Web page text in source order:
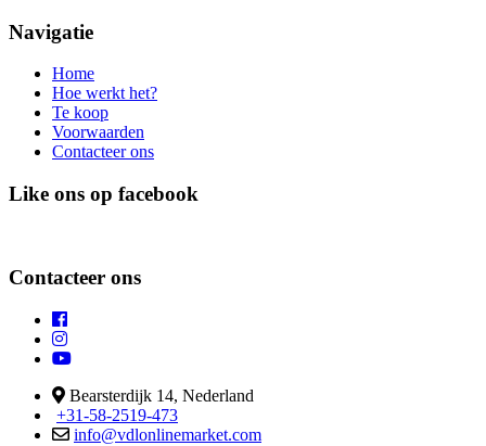
Navigatie
Home
Hoe werkt het?
Te koop
Voorwaarden
Contacteer ons
Like ons op facebook
Contacteer ons
Bearsterdijk 14, Nederland
+31-58-2519-473
info@vdlonlinemarket.com